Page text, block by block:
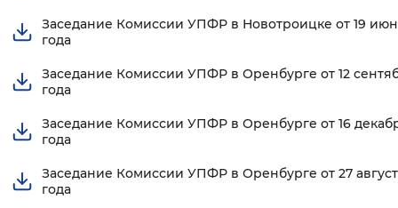
Заседание Комиссии УПФР в Новотроицке от 19
года
Заседание Комиссии УПФР в Оренбурге от 12
года
Заседание Комиссии УПФР в Оренбурге от 16
года
Заседание Комиссии УПФР в Оренбурге от 27
года